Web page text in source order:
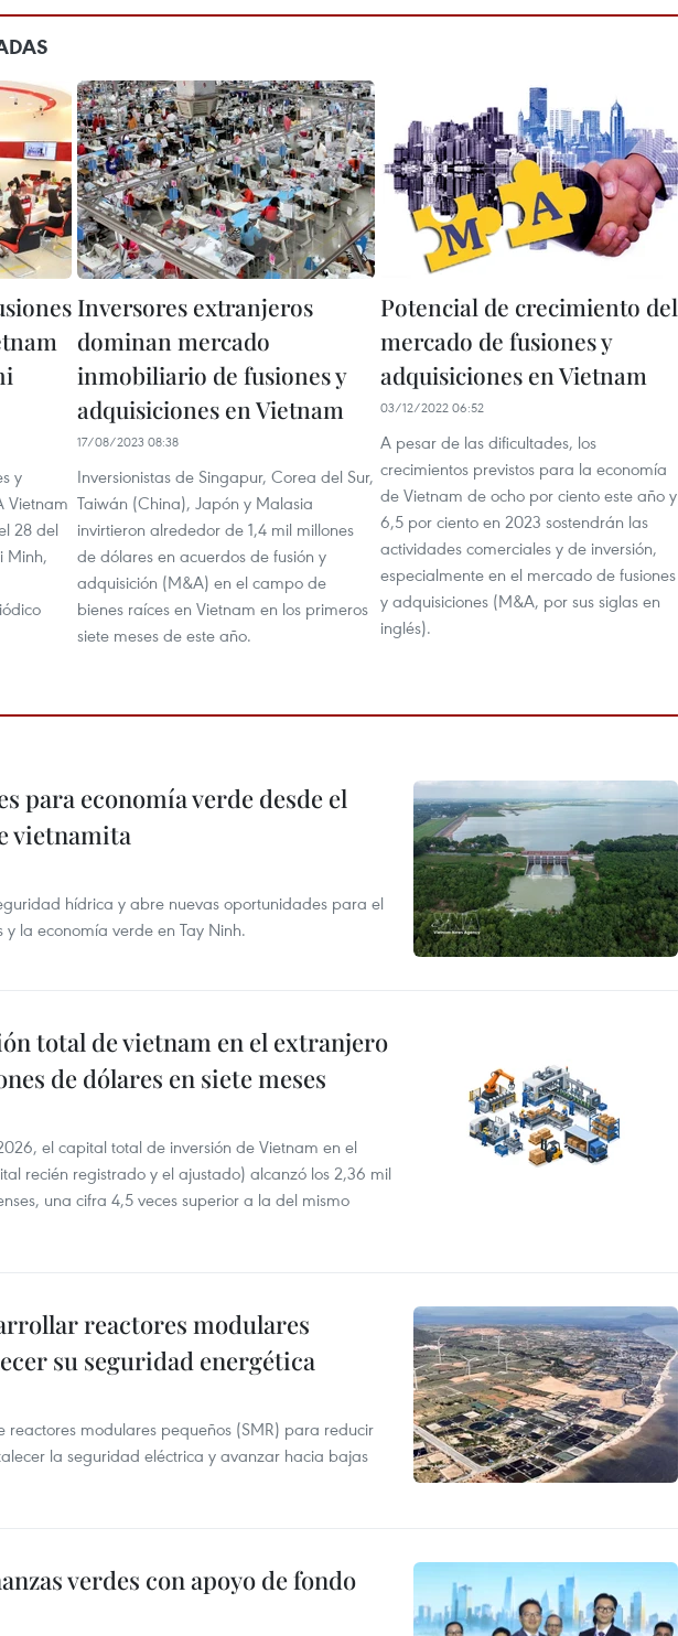
y
Vietnam
28 del
Minh,
Inversores extranjeros
dominan mercado
inmobiliario de fusiones y
adquisiciones en Vietnam
17/08/2023 08:38
Inversionistas de Singapur, Corea del Sur,
Taiwán (China), Japón y Malasia
invirtieron alrededor de 1,4 mil millones
de dólares en acuerdos de fusión y
adquisición (M&A) en el campo de
bienes raíces en Vietnam en los primeros
siete meses de este año.
Potencial de crecimiento del
mercado de fusiones y
adquisiciones en Vietnam
03/12/2022 06:52
A pesar de las dificultades, los
crecimientos previstos para la economía
de Vietnam de ocho por ciento este año y
6,5 por ciento en 2023 sostendrán las
actividades comerciales y de inversión,
especialmente en el mercado de fusiones
y adquisiciones (M&A, por sus siglas en
inglés).
para economía verde desde el
vietnamita
hídrica y abre nuevas oportunidades para el
la economía verde en Tay Ninh.
total de vietnam en el extranjero
de dólares en siete meses
el capital total de inversión de Vietnam en el
recién registrado y el ajustado) alcanzó los 2,36 mil
una cifra 4,5 veces superior a la del mismo
reactores modulares
su seguridad energética
modulares pequeños (SMR) para reducir
la seguridad eléctrica y avanzar hacia bajas
verdes con apoyo de fondo